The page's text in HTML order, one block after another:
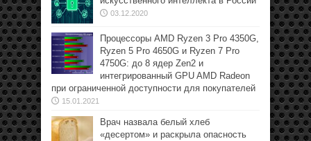
03.12.2020
Процессоры AMD Ryzen 3 Pro 4350G,
Ryzen 5 Pro 4650G и Ryzen 7 Pro
4750G: до 8 ядер Zen2 и
интегрированный GPU AMD Radeon
при ограниченной доступности для покупателей
15.01.2021
Врач назвала белый хлеб
«десертом» и раскрыла опасность